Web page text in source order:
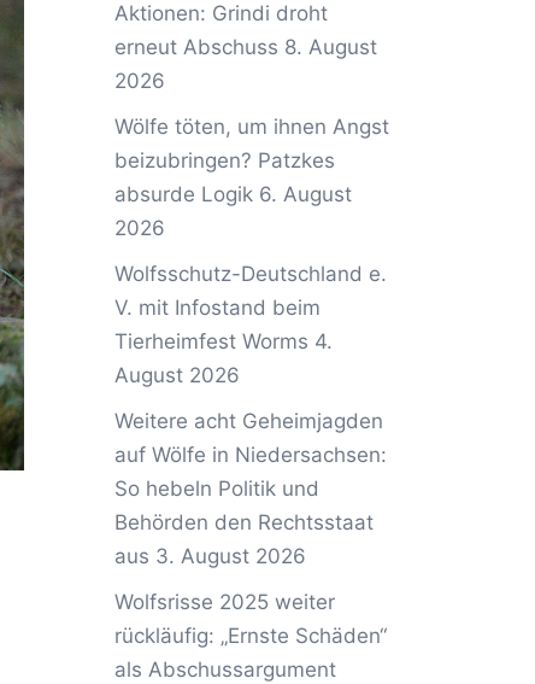
Aktionen: Grindi droht
erneut Abschuss 8. August
2026
Wölfe töten, um ihnen Angst
beizubringen? Patzkes
absurde Logik 6. August
2026
Wolfsschutz-Deutschland e.
V. mit Infostand beim
Tierheimfest Worms 4.
August 2026
Weitere acht Geheimjagden
auf Wölfe in Niedersachsen:
So hebeln Politik und
Behörden den Rechtsstaat
aus 3. August 2026
Wolfsrisse 2025 weiter
rückläufig: „Ernste Schäden“
als Abschussargument